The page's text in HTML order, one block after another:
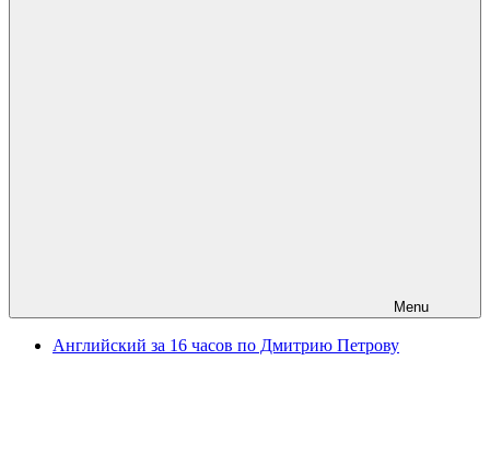
Menu
Английский за 16 часов по Дмитрию Петрову